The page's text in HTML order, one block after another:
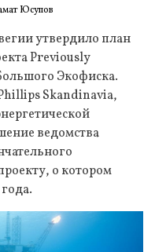
Юсупов
утвердило план
Previously
Экофиска.
Skandinavia,
ведомства
о котором